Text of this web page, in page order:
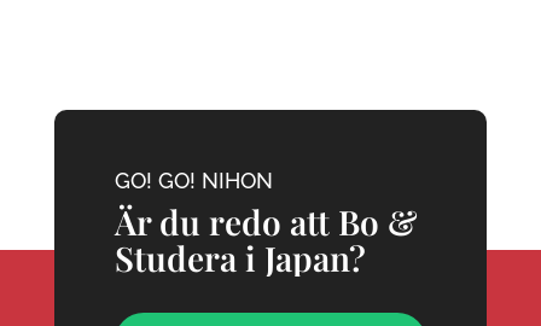
GO! GO! NIHON
Är du redo att Bo &
Studera i Japan?